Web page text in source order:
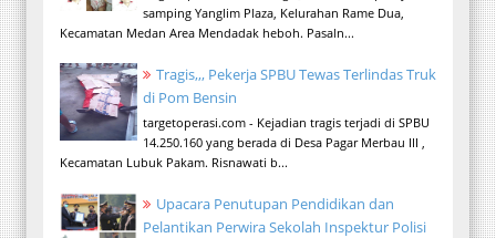
samping Yanglim Plaza, Kelurahan Rame Dua,
Kecamatan Medan Area Mendadak heboh. Pasaln...
Tragis,,, Pekerja SPBU Tewas Terlindas Truk
di Pom Bensin
targetoperasi.com - Kejadian tragis terjadi di SPBU
14.250.160 yang berada di Desa Pagar Merbau III ,
Kecamatan Lubuk Pakam. Risnawati b...
Upacara Penutupan Pendidikan dan
Pelantikan Perwira Sekolah Inspektur Polisi